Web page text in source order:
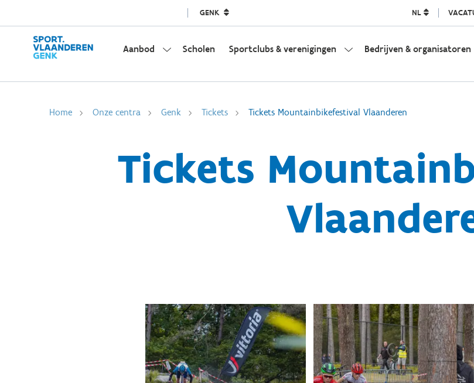
GENK NL
Aanbod Scholen Sportclubs & verenigingen Bedrijven & organisatoren
Home Onze centra Genk Tickets Tickets Mountainbikefestival Vlaanderen
Tickets